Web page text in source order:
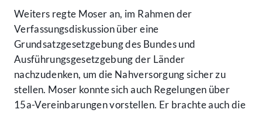
Weiters regte Moser an, im Rahmen der
Verfassungsdiskussion über eine
Grundsatzgesetzgebung des Bundes und
Ausführungsgesetzgebung der Länder
nachzudenken, um die Nahversorgung sicher zu
stellen. Moser konnte sich auch Regelungen über
15a-Vereinbarungen vorstellen. Er brachte auch die